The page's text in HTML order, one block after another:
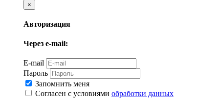
×
Авторизация
Через e-mail:
E-mail
Пароль
Запомнить меня
Согласен с условиями обработки данных